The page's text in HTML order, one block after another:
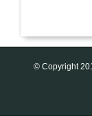
© Copyright